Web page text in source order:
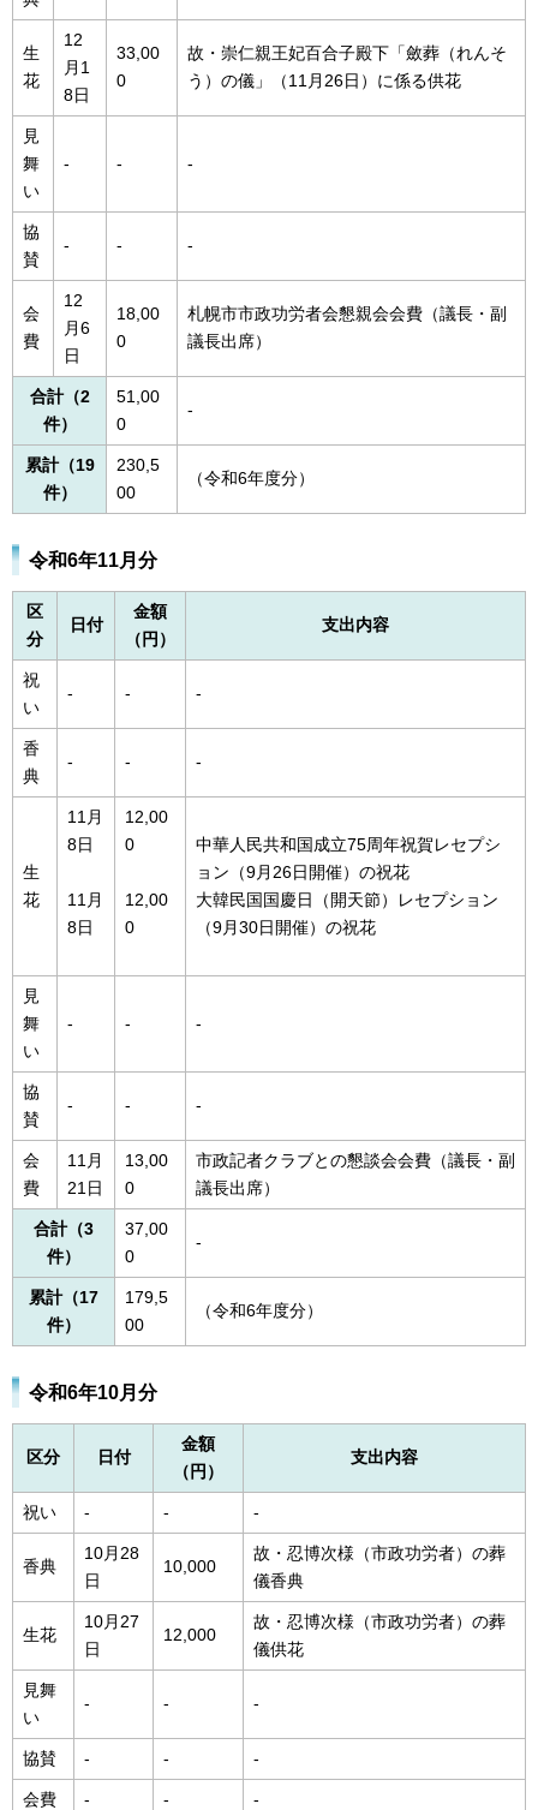
生
花
12
月1
8日
33,00
0
故・崇仁親王妃百合子殿下「斂葬（れんそ
う）の儀」（11月26日）に係る供花
見
舞
い
- - -
協
賛
- - -
会
費
12
月6
日
18,00
0
札幌市市政功労者会懇親会会費（議長・副
議長出席）
合計（2
件）
51,00
0
-
累計（19
件）
230,5
00
（令和6年度分）
令和6年11月分
区
分
日付
金額
（円）
支出内容
祝
い
- - -
香
典
- - -
生
花
11月
8日
11月
8日
12,00
0
12,00
0
中華人民共和国成立75周年祝賀レセプシ
ョン（9月26日開催）の祝花
大韓民国国慶日（開天節）レセプション
（9月30日開催）の祝花
見
舞
い
- - -
協
賛
- - -
会
費
11月
21日
13,00
0
市政記者クラブとの懇談会会費（議長・副
議長出席）
合計（3
件）
37,00
0
-
累計（17
件）
179,5
00
（令和6年度分）
令和6年10月分
区分 日付
金額
（円）
支出内容
祝い - - -
香典
10月28
日
10,000
故・忍博次様（市政功労者）の葬
儀香典
生花
10月27
日
12,000
故・忍博次様（市政功労者）の葬
儀供花
見舞
い
- - -
協賛 - - -
会費 - - -